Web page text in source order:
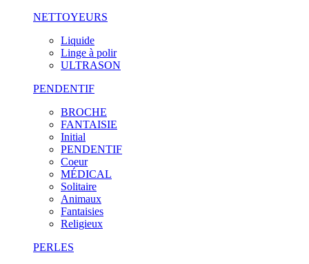
NETTOYEURS
Liquide
Linge à polir
ULTRASON
PENDENTIF
BROCHE
FANTAISIE
Initial
PENDENTIF
Coeur
MÉDICAL
Solitaire
Animaux
Fantaisies
Religieux
PERLES